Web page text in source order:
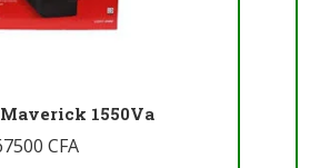
1550Va
CFA